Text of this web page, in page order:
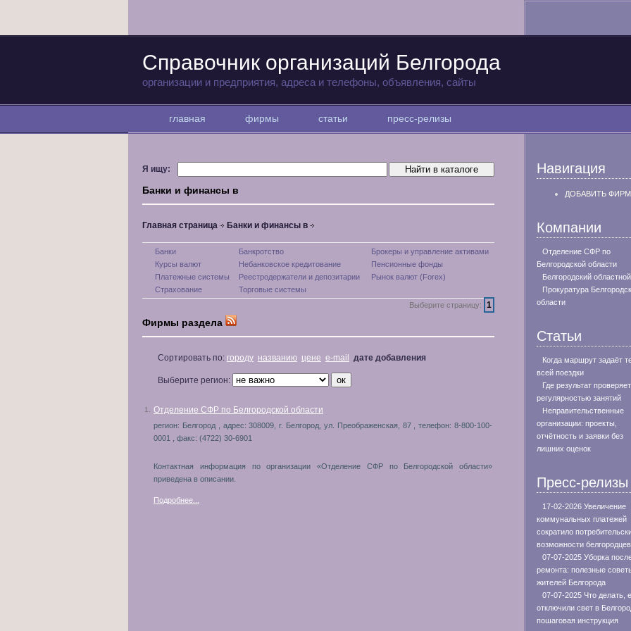
Справочник организаций Белгорода
организации и предприятия, адреса и телефоны, объявления, сайты
главная фирмы статьи пресс-релизы
Я ищу:
Банки и финансы в
Главная страница Банки и финансы в
Банки Банкротство
Брокеры и управление активами
Курсы валют
Небанковское кредитование
Пенсионные фонды
Платежные системы
Реестродержатели и депозитарии
Рынок валют (Forex)
Страхование
Торговые системы
Выберите страницу:
1
Фирмы раздела
Сортировать по: городу названию цене e-mail дате добавления
Выберите регион:
1. Отделение СФР по Белгородской области
регион: Белгород , адрес: 308009, г. Белгород, ул. Преображенская, 87 , телефон: 8-800-100-
0001 , факс: (4722) 30-6901
Контактная информация по организации «Отделение СФР по Белгородской области»
приведена в описании.
Подробнее...
Навигация
ДОБАВИТЬ
Компании
Отделение СФР по
Белгородской области
Белгородский
Прокуратура
области
Статьи
Когда маршрут задаёт
всей поездки
Где результат
регулярностью занятий
Неправительственные
организации: проекты,
отчётность и заявки без
лишних оценок
Пресс-релизы
17-02-2026 Увеличение
коммунальных платежей
сократило
возможности белгородцев
07-07-2025 Уборка
ремонта: полезные
жителей Белгорода
07-07-2025 Что делать,
отключили свет в
пошаговая инструкция